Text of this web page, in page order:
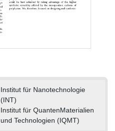
Institut für Nanotechnologie
(INT)
Institut für QuantenMaterialien
und Technologien (IQMT)